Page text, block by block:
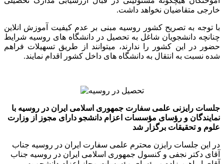
خارجی متقاضیان نخواهد داشت.
با توجه به تصریح کشور روسیه مبنی بر عدم کیفیت آموزش انلاین
چنانچه دانشجویان شاغل به تحصیل در دانشگاه های روسیه شرایط
حضور در این کشور را ندارند، میتوانند از طریق تسهیلات فراهم
شده نسبت به انتقال به دانشگاه های داخل کشور اقدام نمایند.
جلسات رایزنی علمی سفارت جمهوری اسلامی ایران در روسیه با
نمایندگان و رؤسای مؤسسات اعزام دانشجو دارای مجوز از وزارت
علوم و تحقیقات برگزار شد
در این جلسات رایزن محترم علمی سفارت ایران در روسیه جناب
آقای دکتر نجفی و کنسول جمهوری اسلامی ایران در روسیه جناب